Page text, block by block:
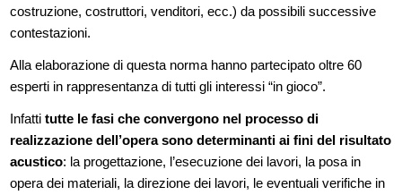
costruzione, costruttori, venditori, ecc.) da possibili successive
contestazioni.
Alla elaborazione di questa norma hanno partecipato oltre 60
esperti in rappresentanza di tutti gli interessi “in gioco”.
Infatti tutte le fasi che convergono nel processo di
realizzazione dell’opera sono determinanti ai fini del risultato
acustico: la progettazione, l’esecuzione dei lavori, la posa in
opera dei materiali, la direzione dei lavori, le eventuali verifiche in